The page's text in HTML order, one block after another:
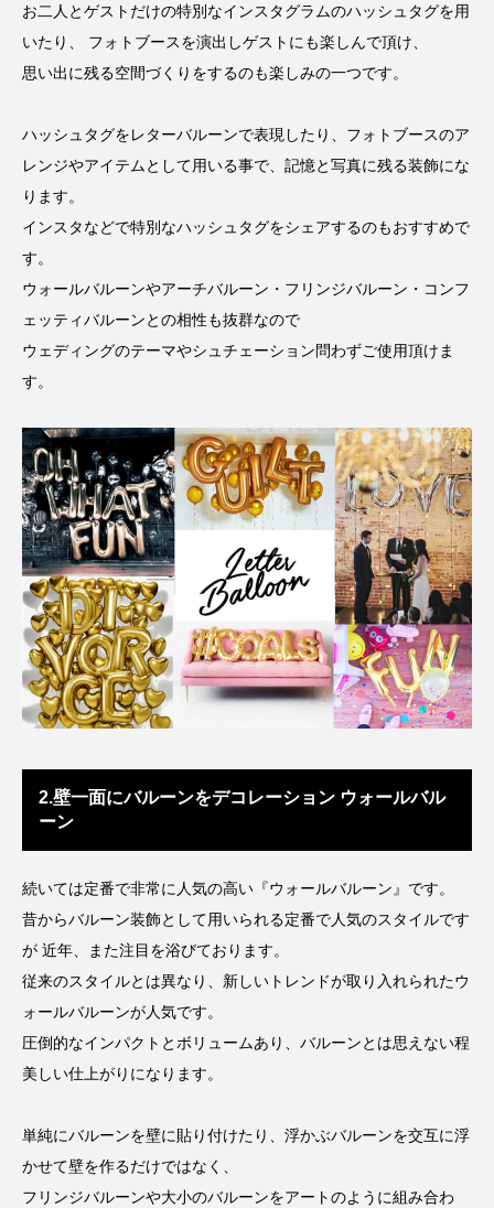
お二人とゲストだけの特別なインスタグラムのハッシュタグを用
いたり、 フォトブースを演出しゲストにも楽しんで頂け、
思い出に残る空間づくりをするのも楽しみの一つです。
ハッシュタグをレターバルーンで表現したり、フォトブースのア
レンジやアイテムとして用いる事で、記憶と写真に残る装飾にな
ります。
インスタなどで特別なハッシュタグをシェアするのもおすすめで
す。
ウォールバルーンやアーチバルーン・フリンジバルーン・コンフ
ェッティバルーンとの相性も抜群なので
ウェディングのテーマやシュチェーション問わずご使用頂けま
す。
2.壁一面にバルーンをデコレーション ウォールバル
ーン
続いては定番で非常に人気の高い『ウォールバルーン』です。
昔からバルーン装飾として用いられる定番で人気のスタイルです
が 近年、また注目を浴びております。
従来のスタイルとは異なり、新しいトレンドが取り入れられたウ
ォールバルーンが人気です。
圧倒的なインパクトとボリュームあり、バルーンとは思えない程
美しい仕上がりになります。
単純にバルーンを壁に貼り付けたり、浮かぶバルーンを交互に浮
かせて壁を作るだけではなく、
フリンジバルーンや大小のバルーンをアートのように組み合わ